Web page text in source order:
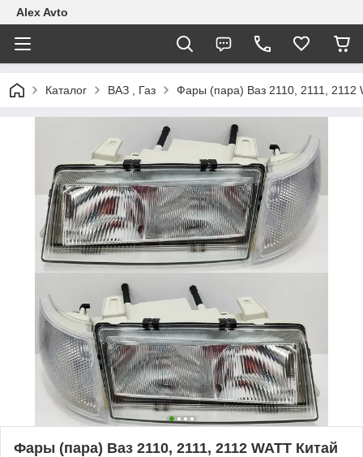
Alex Avto
Каталог ВАЗ , Газ Фары (пара) Ваз 2110, 2111, 2112
Фары (пара) Ваз 2110, 2111, 2112 WATT Китай